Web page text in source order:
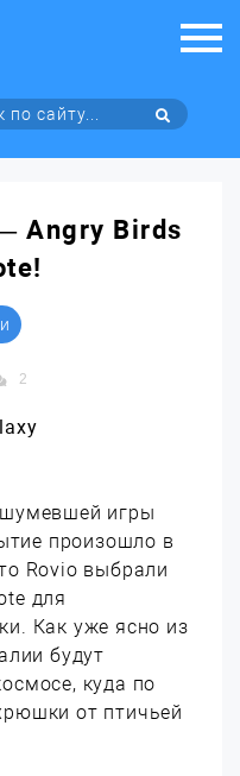
Angry Birds
2
игры
произошло в
Rovio выбрали
для
Как уже ясно из
будут
куда по
от птичьей